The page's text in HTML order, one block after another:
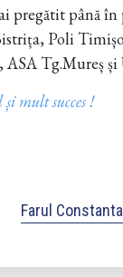
pregătit până în
Poli
Tg.Mureș
mult succes !
Farul Constanta